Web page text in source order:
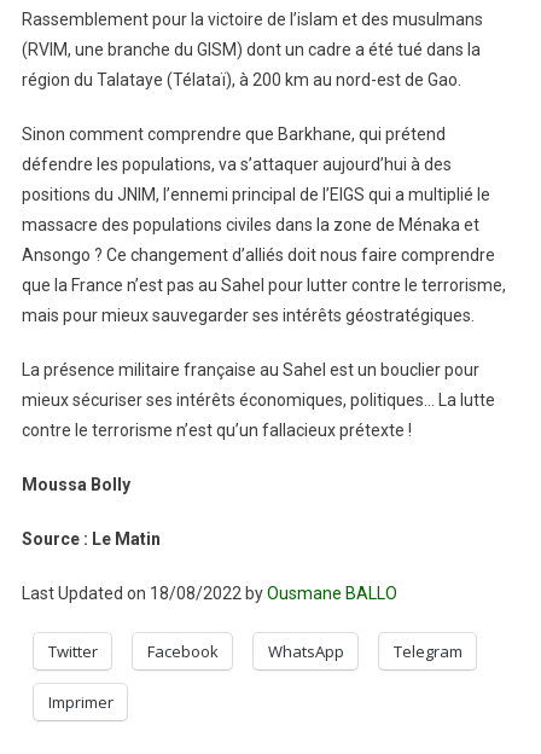
Rassemblement pour la victoire de l’islam et des musulmans
(RVIM, une branche du GISM) dont un cadre a été tué dans la
région du Talataye (Télataï), à 200 km au nord-est de Gao.
Sinon comment comprendre que Barkhane, qui prétend
défendre les populations, va s’attaquer aujourd’hui à des
positions du JNIM, l’ennemi principal de l’EIGS qui a multiplié le
massacre des populations civiles dans la zone de Ménaka et
Ansongo ? Ce changement d’alliés doit nous faire comprendre
que la France n’est pas au Sahel pour lutter contre le terrorisme,
mais pour mieux sauvegarder ses intérêts géostratégiques.
La présence militaire française au Sahel est un bouclier pour
mieux sécuriser ses intérêts économiques, politiques… La lutte
contre le terrorisme n’est qu’un fallacieux prétexte !
Moussa Bolly
Source : Le Matin
Last Updated on 18/08/2022 byOusmane BALLO
Twitter Facebook WhatsApp Telegram
Imprimer